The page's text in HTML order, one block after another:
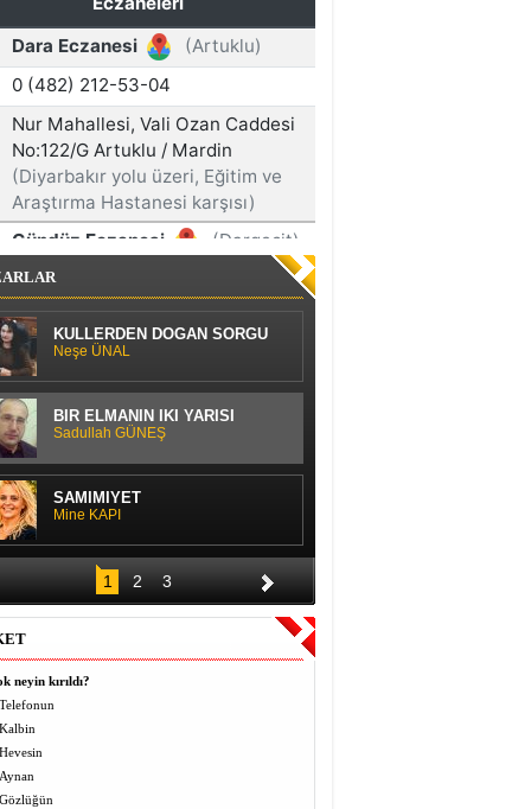
KÜLLERDEN DOĞAN SORGU
Neşe ÜNAL
BİR ELMANIN İKİ YARISI
Sadullah GÜNEŞ
SAMİMİYET
Mine KAPI
DÜĞÜNÜN ALKIŞI BİR GECE,
BORCU KAÇ YIL?
Halil EL
Vermek (Mahbo) ve Almak
(Masbo): Anlayış ve Bilinç
1 2 3
neyin kırıldı?
Telefonun
Kalbin
Hevesin
Aynan
Gözlüğün